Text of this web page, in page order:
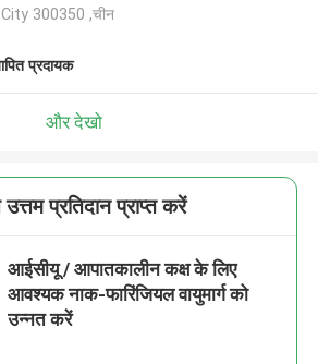
300350 ,चीन
प्रदायक
और देखो
प्रतिदान प्राप्त करें
आईसीयू / आपातकालीन कक्ष के लिए
आवश्यक नाक-फारिंजियल वायुमार्ग को
उन्नत करें